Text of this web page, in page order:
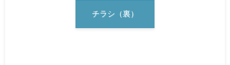
チラシ（裏）